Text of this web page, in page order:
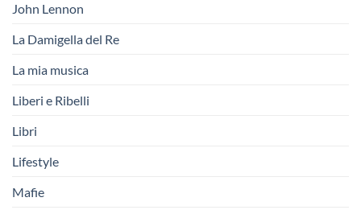
John Lennon
La Damigella del Re
La mia musica
Liberi e Ribelli
Libri
Lifestyle
Mafie